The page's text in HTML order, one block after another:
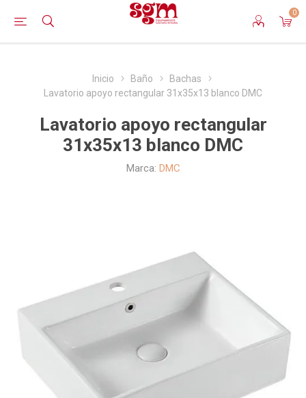
0
Inicio Baño
Bachas
Lavatorio apoyo rectangular 31x35x13 blanco DMC
Lavatorio apoyo rectangular
31x35x13 blanco DMC
Marca: DMC